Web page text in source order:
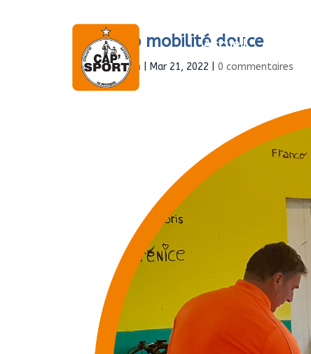
Accueil À propos
Photo mobilité douce
parAdmin Mar 21, 2022 |0 commentaires